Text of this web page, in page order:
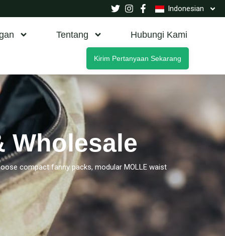
Indonesian
Tentang Hubungi Kami
Kirim Pertanyaan Sekarang
Wholesale
compact fanny packs, modular MOLLE waist